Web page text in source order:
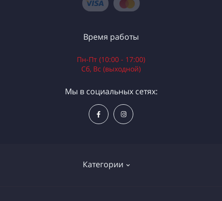
Категории
Время работы
Пн-Пт (10:00 - 17:00)
Сб, Вс (выходной)
Мы в социальных сетях: